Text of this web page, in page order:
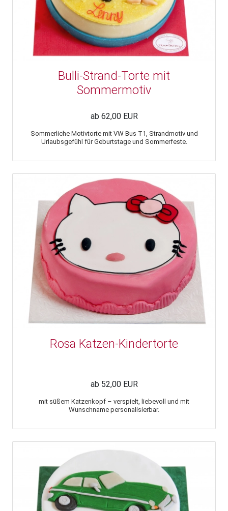
Bulli-Strand-Torte mit
Sommermotiv
ab 62,00 EUR
Sommerliche Motivtorte mit VW Bus T1, Strandmotiv und
Urlaubsgefühl für Geburtstage und Sommerfeste.
Rosa Katzen-Kindertorte
ab 52,00 EUR
mit süßem Katzenkopf – verspielt, liebevoll und mit
Wunschname personalisierbar.